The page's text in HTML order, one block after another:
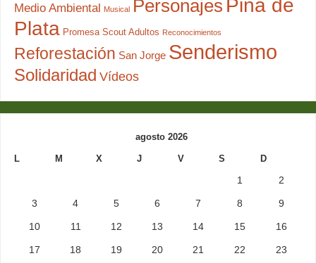
Medio Ambiental Musical Personajes Piña de
Plata Promesa Scout Adultos Reconocimientos
Reforestación San Jorge Senderismo
Solidaridad Vídeos
agosto 2026
L M X J V S D
1 2
3 4 5 6 7 8 9
10 11 12 13 14 15 16
17 18 19 20 21 22 23